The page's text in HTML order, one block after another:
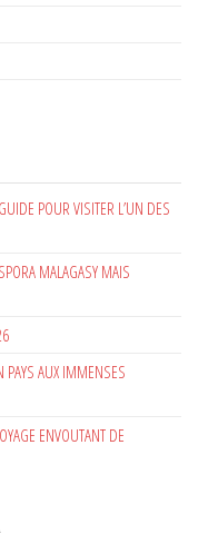
POUR VISITER L’UN DES
MALAGASY MAIS
AUX IMMENSES
ENVOUTANT DE